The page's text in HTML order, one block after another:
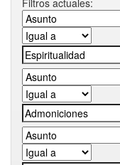
Filtros actuales: